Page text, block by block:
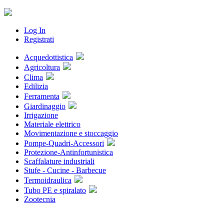
Log In
Registrati
Acquedottistica
Agricoltura
Clima
Edilizia
Ferramenta
Giardinaggio
Irrigazione
Materiale elettrico
Movimentazione e stoccaggio
Pompe-Quadri-Accessori
Protezione-Antinfortunistica
Scaffalature industriali
Stufe - Cucine - Barbecue
Termoidraulica
Tubo PE e spiralato
Zootecnia